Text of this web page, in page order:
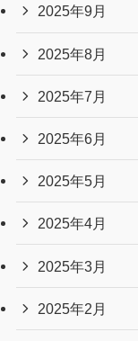
2025年9月
2025年8月
2025年7月
2025年6月
2025年5月
2025年4月
2025年3月
2025年2月